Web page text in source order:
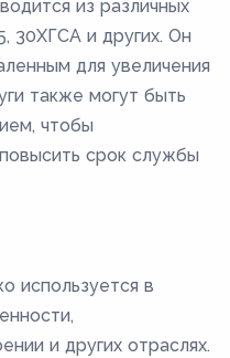
из различных
30ХГСА и других. Он
для увеличения
также могут быть
чтобы
срок службы
используется в
и других отраслях.